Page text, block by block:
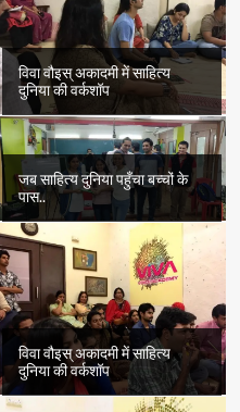
विवा वौइस् अकादमी में साहित्य
दुनिया की वर्कशॉप
जब साहित्य दुनिया पहुँचा बच्चों के
पास..
विवा वौइस् अकादमी में साहित्य
दुनिया की वर्कशॉप